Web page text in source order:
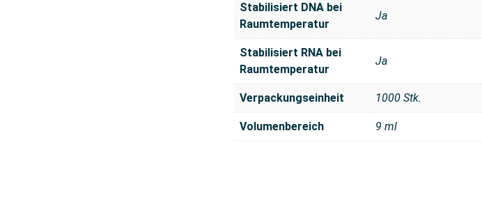
Stabilisiert DNA bei
Raumtemperatur
Ja
Stabilisiert RNA bei
Raumtemperatur
Ja
Verpackungseinheit 1000 Stk.
Volumenbereich 9 ml